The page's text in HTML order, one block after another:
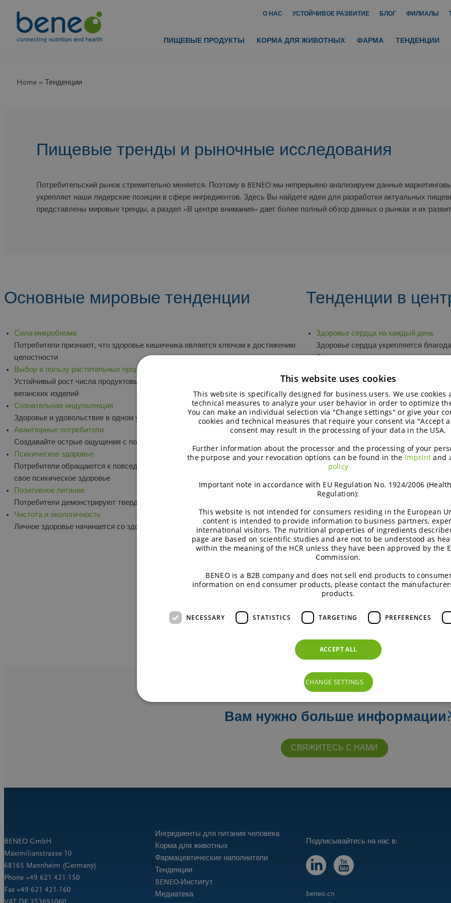
Перейти
содержимому
О НАС УСТОЙЧИВОЕ РАЗВИТИЕ БЛОГ ФИЛИАЛЫ
ПИЩЕВЫЕ ПРОДУКТЫ КОРМА ДЛЯ ЖИВОТНЫХ ФАРМА ТЕНДЕНЦИИ
Home » Тенденции
Пищевые тренды и рыночные исследования
Потребительский рынок стремительно меняется. Поэтому в BENEO мы непрерывно анализируем данные
укрепляет наши лидерские позиции в сфере ингредиентов. Здесь Вы найдете идеи для разработки актуальных
представлены мировые тренды, а раздел «В центре внимания» дает более полный обзор данных о рынках и их
Основные мировые тенденции
Сила-микробиома
Потребители признают, что здоровье кишечника является ключом к достижению
целостности
Выбор в пользу растительных продуктов
Устойчивый рост числа продуктовых новинок наблюдается особенно в секторе
веганских изделий
Сознательная индульгенция
Здоровье и удовольствие в одном укусе.
Авантюрные потребители
Создавайте острые ощущения с помощью растительных ингредиентов
Психическое здоровье
Потребители обращаются к повседневным продуктам и напиткам, чтобы укрепить
свое психическое здоровье
Позитивное питание
Потребители демонстрируют твердую веру в целебную силу продуктов питания
Чистота и экологичность
Личное здоровье начинается со здоровья планеты
Тенденции в
Здоровье сердца на каждый день
Здоровье сердца укрепляется
бета-глюканы
Блюда будущего с протеином из
Пища для чувств
Создавайте острые ощущения с
Пребиотические волокна
Применение пребиотиков
Новые решения для
Позитивное старение
Новые пищевые привычки
У современных потребителей
Питание для активного образа жизни
Питание для повышения уровня
Вкусные продукты на растительной
Ингредиенты из риса для вкусных
Низкогликемические углеводы
энергии. Правильный выбор
Здоровое питание в условиях новой
Сохранить здоровье: глобальная
Вам нужно больше информации?
СВЯЖИТЕСЬ С НАМИ
BENEO GmbH
Maximilianstrasse 10
68165 Mannheim (Germany)
Phone +49 621 421-150
Fax +49 621 421-160
Ингредиенты для питания человека
Корма для животных
Фармацевтические наполнители
Тенденции
BENEO-Институт
Медиатека
beneo.cn
This website uses cookies
This website is specifically designed for business users. We use cookies
technical measures to analyze your user behavior in order to optimize
You can make an individual selection via "Change settings" or give your
cookies and technical measures that require your consent via "Accept
consent may result in the processing of your data in the USA.
Further information about the processor and the processing of your
the purpose and your revocation options can be found in the Imprint and
policy
Important note in accordance with EU Regulation No. 1924/2006
Regulation):
This website is not intended for consumers residing in the European
content is intended to provide information to business partners,
international visitors. The nutritional properties of ingredients
page are based on scientific studies and are not to be understood as
within the meaning of the HCR unless they have been approved by the
Commission.
BENEO is a B2B company and does not sell end products to
information on end consumer products, please contact the
products.
NECESSARY STATISTICS TARGETING PREFERENCES
ACCEPT ALL
CHANGE SETTINGS